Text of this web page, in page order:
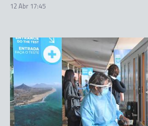
12 Abr 17:45